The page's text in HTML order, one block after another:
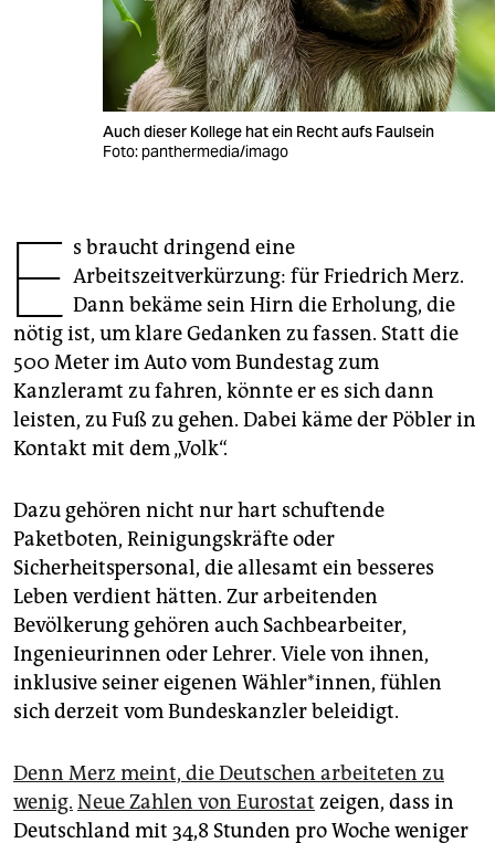
veranstaltungen
unterstützen
epaper login
Auch dieser Kollege hat ein Recht aufs Faulsein
Foto: panthermedia/imago
E s braucht dringend eine
Arbeitszeitverkürzung: für Friedrich Merz.
Dann bekäme sein Hirn die Erholung, die
nötig ist, um klare Gedanken zu fassen. Statt die
500 Meter im Auto vom Bundestag zum
Kanzleramt zu fahren, könnte er es sich dann
leisten, zu Fuß zu gehen. Dabei käme der Pöbler in
Kontakt mit dem „Volk“.
Dazu gehören nicht nur hart schuftende
Paketboten, Reinigungskräfte oder
Sicherheitspersonal, die allesamt ein besseres
Leben verdient hätten. Zur arbeitenden
Bevölkerung gehören auch Sachbearbeiter,
Ingenieurinnen oder Lehrer. Viele von ihnen,
inklusive seiner eigenen Wähler*innen, fühlen
sich derzeit vom Bundeskanzler beleidigt.
Denn Merz meint, die Deutschen arbeiteten zu
wenig. Neue Zahlen von Eurostat zeigen, dass in
Deutschland mit 34,8 Stunden pro Woche weniger